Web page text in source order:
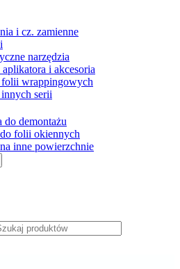
i cz. zamienne
narzędzia
i akcesoria
wrappingowych
serii
do demontażu
folii okiennych
inne powierzchnie